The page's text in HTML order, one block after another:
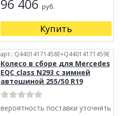
96 406 руб.
Купить
арт.: Q44014171458E+Q44014171459E
Колесо в сборе для Mercedes
EQC class N293 с зимней
автошиной 255/50 R19
вероятность поставки уточнять